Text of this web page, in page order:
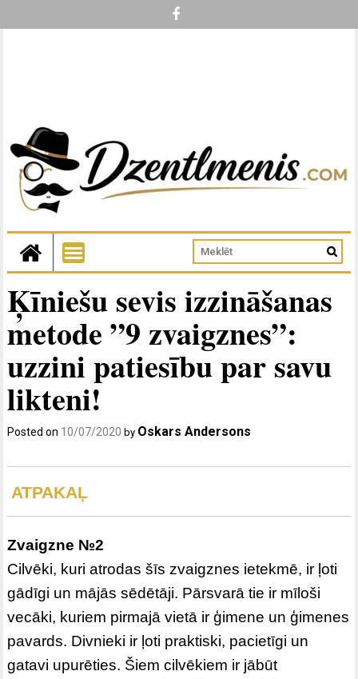
Ķīniešu sevis izzināšanas
metode ”9 zvaigznes”:
uzzini patiesību par savu
likteni!
Posted on 10/07/2020 by Oskars Andersons
ATPAKAĻ
Zvaigzne №2
Cilvēki, kuri atrodas šīs zvaigznes ietekmē, ir ļoti
gādīgi un mājās sēdētāji. Pārsvarā tie ir mīloši
vecāki, kuriem pirmajā vietā ir ģimene un ģimenes
pavards. Divnieki ir ļoti praktiski, pacietīgi un
gatavi upurēties. Šiem cilvēkiem ir jābūt